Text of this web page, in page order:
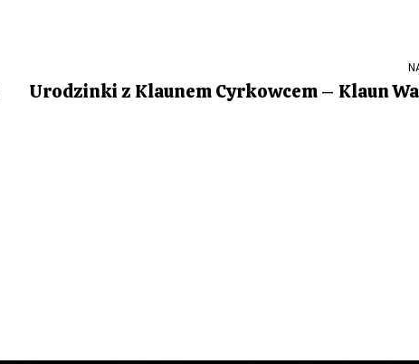
Urodzinki z Klaunem Cyrkowcem – Klaun